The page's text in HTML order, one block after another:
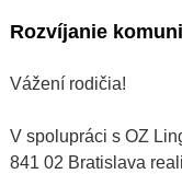
Rozvíjanie
Vážení rodičia!
V spolupráci s OZ
841 02 Bratislava